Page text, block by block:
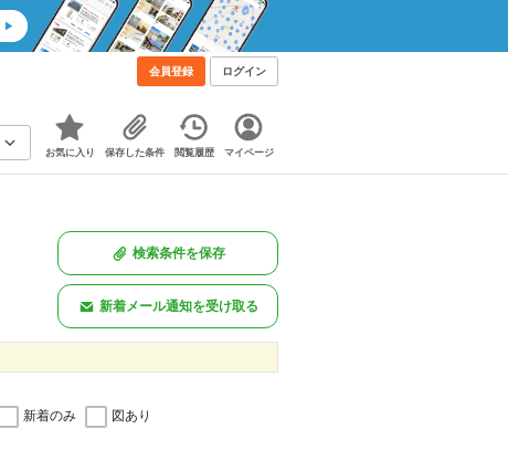
会員登録 ログイン
お気に入り 保存した条件 閲覧履歴 マイページ
検索条件を保存
新着メール通知を受け取る
新着のみ 図あり